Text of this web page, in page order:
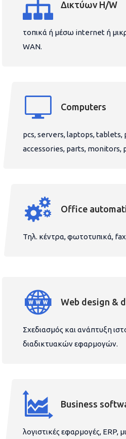
Δικτύων H/W
τοπικά ή μέσω internet ή
WAN.
Computers
pcs, servers, laptops, tablets,
accessories, parts, monitors,
Office
Τηλ. κέντρα, φωτοτυπικά,
Web design &
Σχεδιασμός και ανάπτυξη
διαδικτυακών εφαρμογών.
Business
λογιστικές εφαρμογές, ERP,